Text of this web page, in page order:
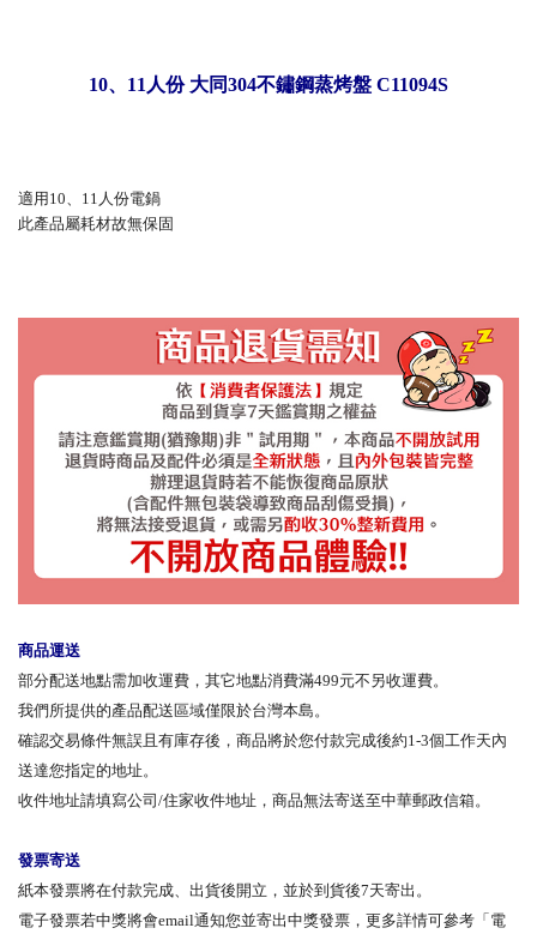
10、11人份 大同304不鏽鋼蒸烤盤 C11094S
適用10、11人份電鍋
此產品屬耗材故無保固
商品運送
部分配送地點需加收運費，其它地點消費滿499元不另收運費。
我們所提供的產品配送區域僅限於台灣本島。
確認交易條件無誤且有庫存後，商品將於您付款完成後約1-3個工作天內
送達您指定的地址。
收件地址請填寫公司/住家收件地址，商品無法寄送至中華郵政信箱。
發票寄送
紙本發票將在付款完成、出貨後開立，並於到貨後7天寄出。
電子發票若中獎將會email通知您並寄出中獎發票，更多詳情可參考「電